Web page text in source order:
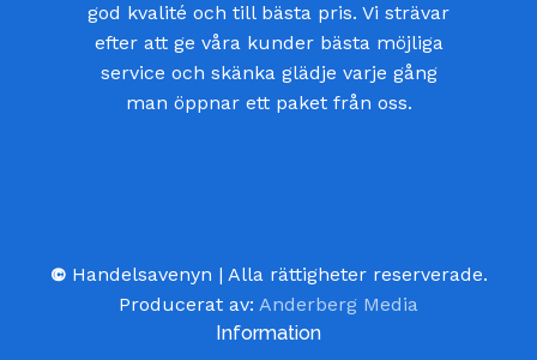
god kvalité och till bästa pris. Vi strävar
efter att ge våra kunder bästa möjliga
service och skänka glädje varje gång
man öppnar ett paket från oss.
© Handelsavenyn | Alla rättigheter reserverade.
Producerat av: Anderberg Media
Information